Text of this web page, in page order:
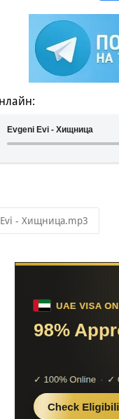
Evgeni Evi - Хищница
Evi - Хищница.mp3